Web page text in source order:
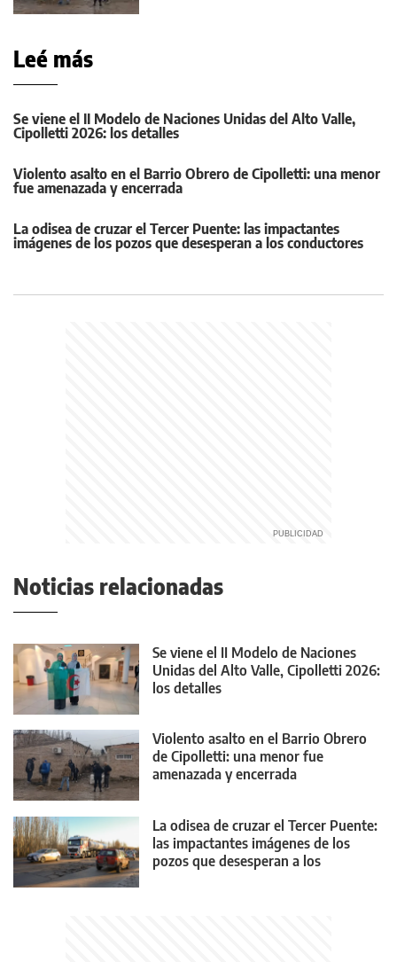
Leé más
Se viene el II Modelo de Naciones Unidas del Alto Valle,
Cipolletti 2026: los detalles
Violento asalto en el Barrio Obrero de Cipolletti: una menor
fue amenazada y encerrada
La odisea de cruzar el Tercer Puente: las impactantes
imágenes de los pozos que desesperan a los conductores
Noticias relacionadas
Se viene el II Modelo de Naciones
Unidas del Alto Valle, Cipolletti 2026:
los detalles
Violento asalto en el Barrio Obrero
de Cipolletti: una menor fue
amenazada y encerrada
La odisea de cruzar el Tercer Puente:
las impactantes imágenes de los
pozos que desesperan a los